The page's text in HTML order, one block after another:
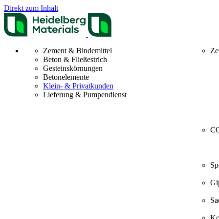
Direkt zum Inhalt
Zement & Bindemittel
Beton & Fließestrich
Gesteinskörnungen
Betonelemente
Klein- & Privatkunden
Lieferung & Pumpendienst